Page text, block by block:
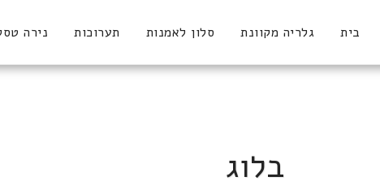
בית גלריה מקוונת סלון לאמנות תערוכות נירה
בלוג